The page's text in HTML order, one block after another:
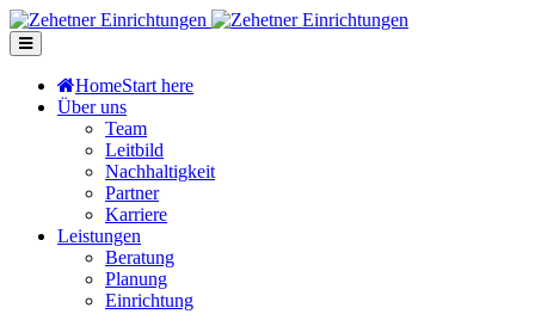
HomeStart here
Über uns
Team
Leitbild
Nachhaltigkeit
Partner
Karriere
Leistungen
Beratung
Planung
Einrichtung